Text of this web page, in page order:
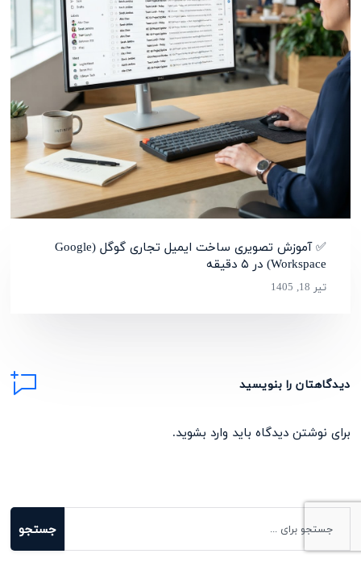
✅ آموزش تصویری ساخت ایمیل تجاری گوگل (Google
Workspace) در ۵ دقیقه
تیر 18, 1405
دیدگاهتان را بنویسید
برای نوشتن دیدگاه باید وارد بشوید.
جستجو